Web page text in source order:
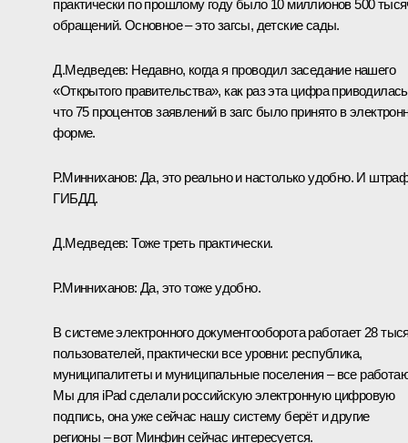
практически по прошлому году было 10 миллионов 500
обращений. Основное – это загсы, детские сады.
Д.Медведев: Недавно, когда я проводил заседаниенашего
«Открытого правительства», как раз эта цифра
что 75 процентов заявлений в загс было принято в
форме.
Р.Минниханов: Да, это реально и настолько удобно. И
ГИБДД.
Д.Медведев: Тоже треть практически.
Р.Минниханов: Да, это тоже удобно.
В системе электронного документооборота работает 28
пользователей, практически все уровни: республика,
муниципалитеты и муниципальные поселения – все
Мы для iPad сделали российскую электронную цифровую
подпись, она уже сейчас нашу систему берёт и другие
регионы – вот Минфин сейчас интересуется.